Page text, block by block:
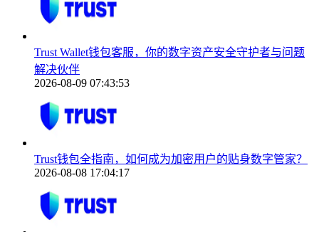
Trust Wallet钱包客服，你的数字资产安全守护者与问题
解决伙伴
2026-08-09 07:43:53
Trust钱包全指南，如何成为加密用户的贴身数字管家？
2026-08-08 17:04:17